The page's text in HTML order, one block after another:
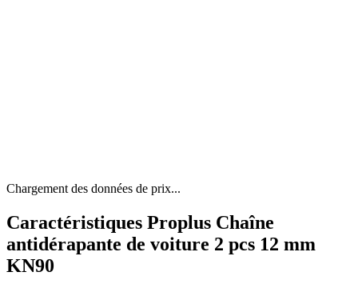
Chargement des données de prix...
Caractéristiques Proplus Chaîne
antidérapante de voiture 2 pcs 12 mm
KN90